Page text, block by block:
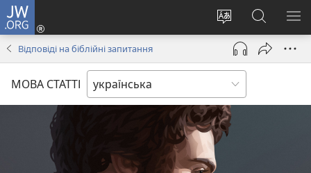
JW.ORG
Змінити
мову
сайту
Увійти
(відкривається
новому
вікні)
Пошук
на
сайті
Відповіді на біблійні запитання
МОВА СТАТТІ